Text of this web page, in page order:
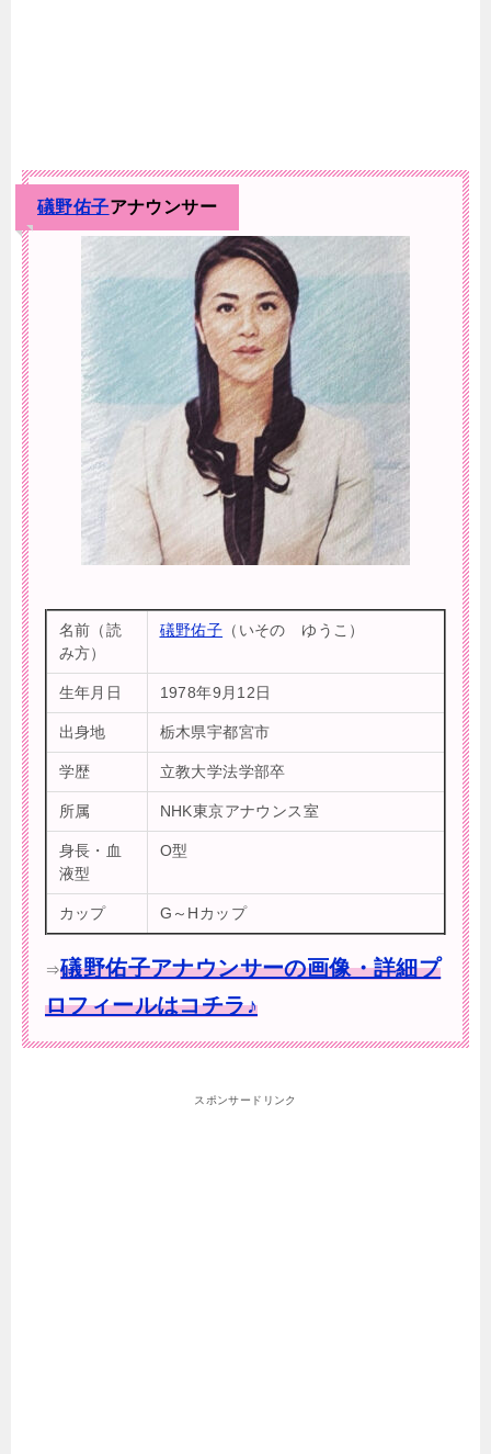
礒野佑子アナウンサー
名前（読
み方）
礒野佑子 （いその ゆうこ）
生年月日 1978年9月12日
出身地 栃木県宇都宮市
学歴 立教大学法学部卒
所属 NHK東京アナウンス室
身長・血
液型
O型
カップ G～Hカップ
⇒礒野佑子アナウンサーの画像・詳細プ
ロフィールはコチラ♪
スポンサードリンク